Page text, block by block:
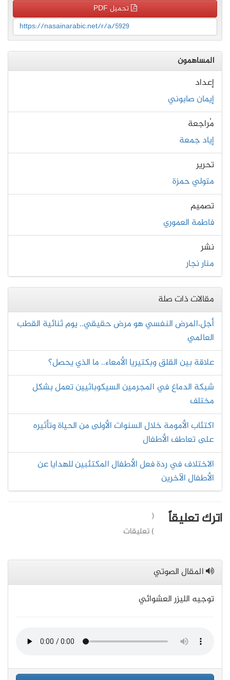
تحميل PDF
https://nasainarabic.net/r/a/5929
المساهمون
إعداد
إيمان صابوني
مُراجعة
إياد جمعة
تحرير
متولي حمزة
تصميم
فاطمة العموري
نشر
منار نجار
مقالات ذات صلة
أجل،المرض النفسي هو مرض حقيقي.. يوم ثنائية القطب
العالمي
علاقة بين القلق وبكتيريا الأمعاء.. ما الذي يحصل؟
شبكة الدماغ في المجرمين السيكوباثيين تعمل بشكل
مختلف
اكتئاب الأمومة خلال السنوات الأولى من الحياة وتأثيره
على تعاطف الأطفال
الاختلاف في ردة فعل الأطفال المكتئبين للهدايا عن
الأطفال الآخرين
اترك تعليقاً
(
) تعليقات
المقال الصوتي
توجيه الليزر العشوائي